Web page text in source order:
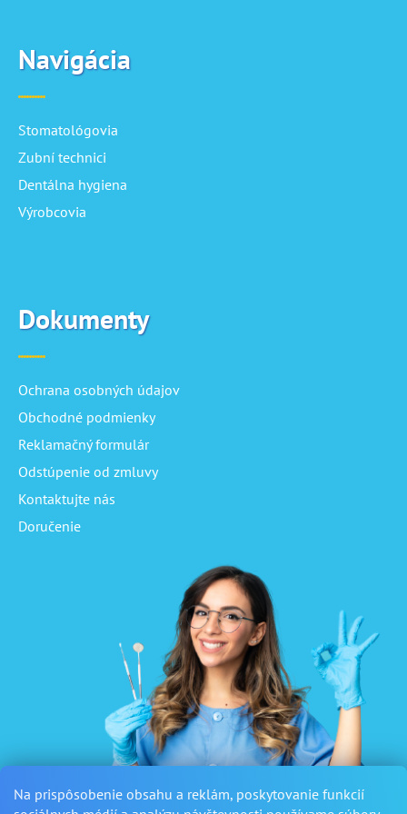
Na prispôsobenie obsahu a reklám, poskytovanie funkcií
Navigácia
Stomatológovia
Zubní technici
Dentálna hygiena
Výrobcovia
Dokumenty
Ochrana osobných údajov
Obchodné podmienky
Reklamačný formulár
Odstúpenie od zmluvy
Kontaktujte nás
Doručenie